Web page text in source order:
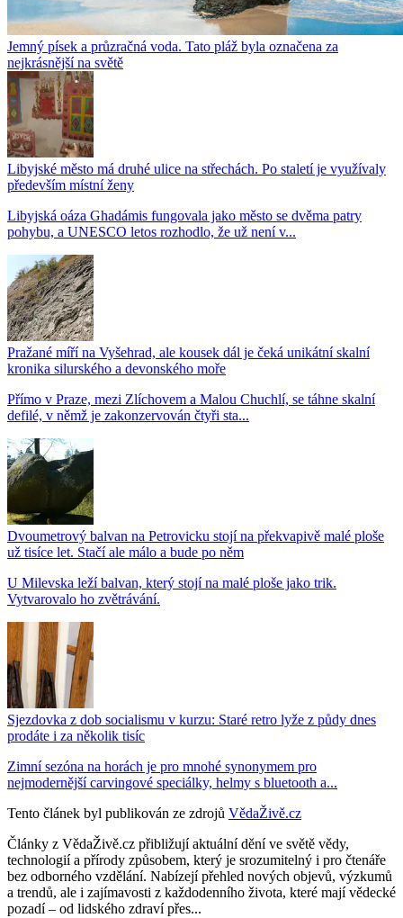
Jemný písek a průzračná voda. Tato pláž byla označena za
nejkrásnější na světě
Libyjské město má druhé ulice na střechách. Po staletí je využívaly
především místní ženy
Libyjská oáza Ghadámis fungovala jako město se dvěma patry
pohybu, a UNESCO letos rozhodlo, že už není v...
Pražané míří na Vyšehrad, ale kousek dál je čeká unikátní skalní
kronika silurského a devonského moře
Přímo v Praze, mezi Zlíchovem a Malou Chuchlí, se táhne skalní
defilé, v němž je zakonzervován čtyři sta...
Dvoumetrový balvan na Petrovicku stojí na překvapivě malé ploše
už tisíce let. Stačí ale málo a bude po něm
U Milevska leží balvan, který stojí na malé ploše jako trik.
Vytvarovalo ho zvětrávání.
Sjezdovka z dob socialismu v kurzu: Staré retro lyže z půdy dnes
prodáte i za několik tisíc
Zimní sezóna na horách je pro mnohé synonymem pro
nejmodernější carvingové speciálky, helmy s bluetooth a...
Tento článek byl publikován ze zdrojů VědaŽivě.cz
Články z VědaŽivě.cz přibližují aktuální dění ve světě vědy,
technologií a přírody způsobem, který je srozumitelný i pro čtenáře
bez odborného vzdělání. Nabízejí přehled nových objevů, výzkumů
a trendů, ale i zajímavosti z každodenního života, které mají vědecké
pozadí – od lidského zdraví přes...